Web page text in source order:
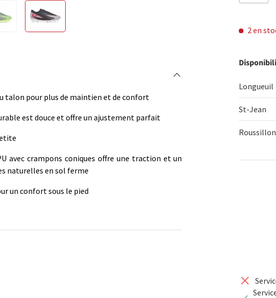
2 en
Longueuil
St-Jean
Roussillon
talon pour plus de maintien et de confort
est douce et offre un ajustement parfait
avec crampons coniques offre une traction et un
naturelles en sol ferme
un confort sous le pied